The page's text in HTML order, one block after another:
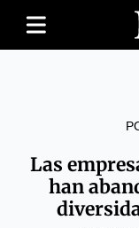
Las
han